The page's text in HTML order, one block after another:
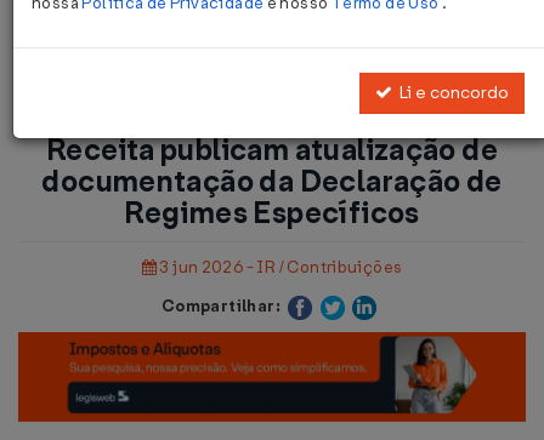
Voltar
Reforma Tributária: CGIBS e
Receita publicam atualização de
documentação da Declaração de
Regimes Específicos
3 jun 2026 - IR / Contribuições
Compartilhar:
Li e concordo